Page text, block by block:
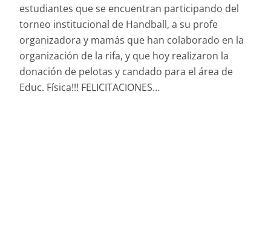
estudiantes que se encuentran participando del
torneo institucional de Handball, a su profe
organizadora y mamás que han colaborado en la
organización de la rifa, y que hoy realizaron la
donación de pelotas y candado para el área de
Educ. Física!!! FELICITACIONES…